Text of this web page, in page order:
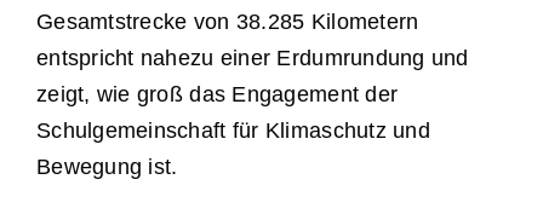
Gesamtstrecke von 38.285 Kilometern
entspricht nahezu einer Erdumrundung und
zeigt, wie groß das Engagement der
Schulgemeinschaft für Klimaschutz und
Bewegung ist.